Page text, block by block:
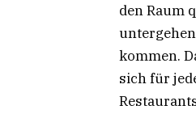
den Raum
kommen.
sich für